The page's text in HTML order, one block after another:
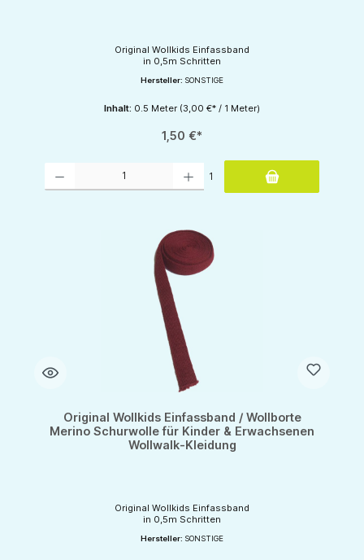
Original Wollkids Einfassband
in 0,5m Schritten
Hersteller: SONSTIGE
Inhalt: 0.5 Meter (3,00 €* / 1 Meter)
1,50 €*
1
Original Wollkids Einfassband / Wollborte
Merino Schurwolle für Kinder & Erwachsenen
Wollwalk-Kleidung
Original Wollkids Einfassband
in 0,5m Schritten
Hersteller: SONSTIGE